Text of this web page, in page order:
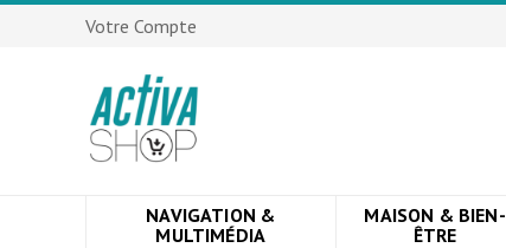
Votre Compte
NAVIGATION &
MULTIMÉDIA
MAISON & BIEN-
ÊTRE